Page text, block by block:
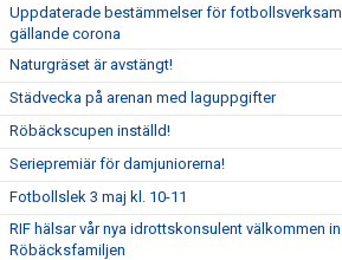
Uppdaterade bestämmelser för
gällande corona
Naturgräset är avstängt!
Städvecka på arenan med laguppgifter
Röbäckscupen inställd!
Seriepremiär för damjuniorerna!
Fotbollslek 3 maj kl. 10-11
RIF hälsar vår nya idrottskonsulent välkommen
Röbäcksfamiljen